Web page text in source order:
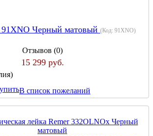
91XNO Черный матовый (Код: 91XNO)
Отзывов (0)
15 299 руб.
В список пожеланий